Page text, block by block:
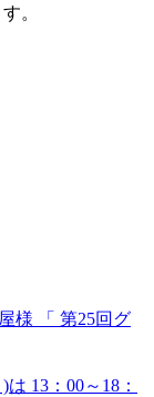
。
様 「 第25回グ
13：00～18：